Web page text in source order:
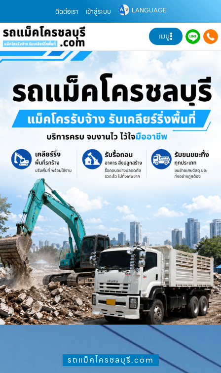
ติดต่อเรา เข้าสู่ระบบ LANGUAGE
เมนู
รถแม็คโครชลบุรี.com